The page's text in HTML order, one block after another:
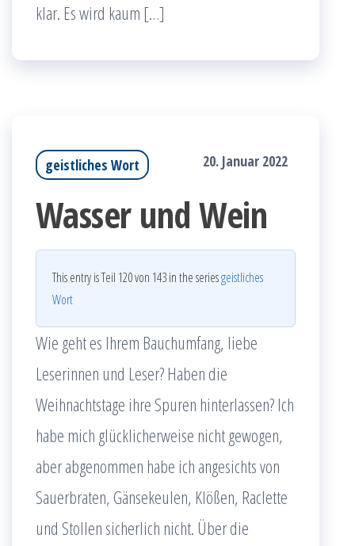
klar. Es wird kaum […]
geistliches Wort 20. Januar 2022
Wasser und Wein
This entry is Teil 120 von 143 in the seriesgeistliches
Wort
Wie geht es Ihrem Bauchumfang, liebe
Leserinnen und Leser? Haben die
Weihnachtstage ihre Spuren hinterlassen? Ich
habe mich glücklicherweise nicht gewogen,
aber abgenommen habe ich angesichts von
Sauerbraten, Gänsekeulen, Klößen, Raclette
und Stollen sicherlich nicht. Über die